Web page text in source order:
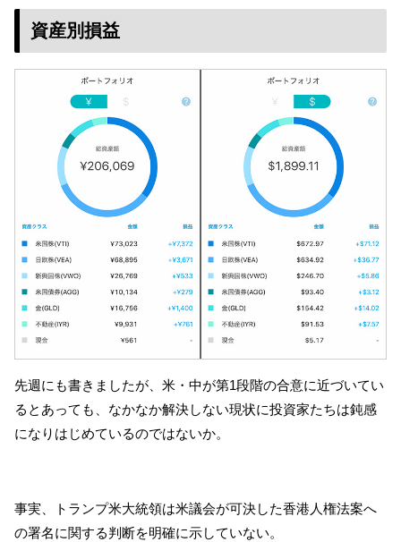
資産別損益
先週にも書きましたが、米・中が第1段階の合意に近づいてい
るとあっても、なかなか解決しない現状に投資家たちは鈍感
になりはじめているのではないか。
事実、トランプ米大統領は米議会が可決した香港人権法案へ
の署名に関する判断を明確に示していない。